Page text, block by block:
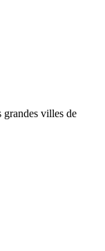
grandes villes de